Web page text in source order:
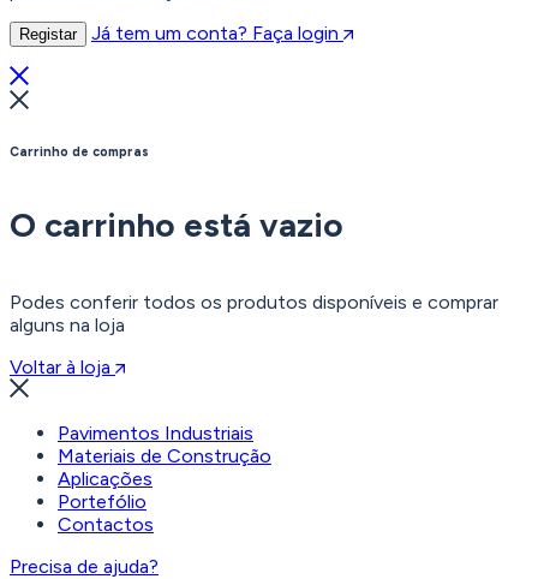
Registar Já tem um conta? Faça login
Carrinho de compras
O carrinho está vazio
Podes conferir todos os produtos disponíveis e comprar
alguns na loja
Voltar à loja
Pavimentos Industriais
Materiais de Construção
Aplicações
Portefólio
Contactos
Precisa de ajuda?